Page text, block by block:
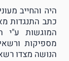
היה והחייב
כתב התנגדות
המוגשות ע"י
מספיקות
הנושה מצדו